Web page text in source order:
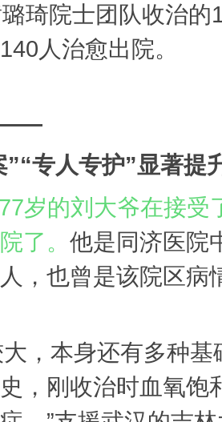
琦院士团队收治
人治愈出院。
——
”“专人专护”显著提
77岁的刘大爷在接受
了。 他是同济医院
，也曾是该院区病
大，本身还有多种
，刚收治时血氧饱